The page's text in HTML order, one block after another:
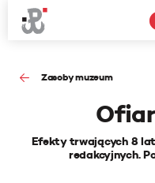
Zasoby muzeum
Efekty trwających 8
redakcyjnych.